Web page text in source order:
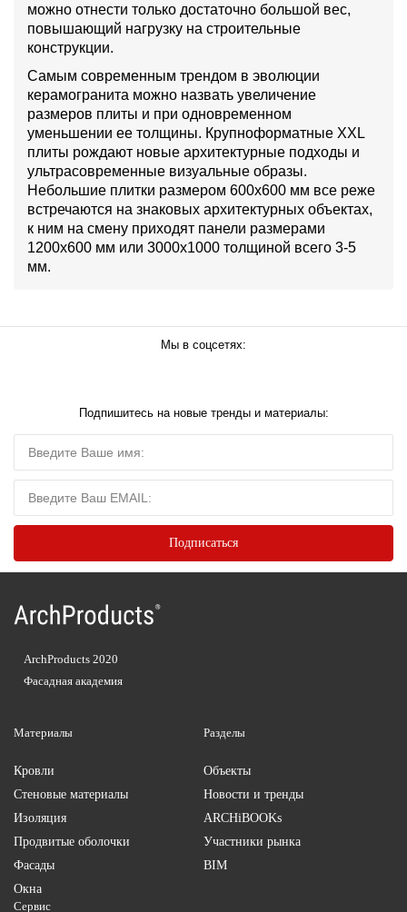
можно отнести только достаточно большой вес,
повышающий нагрузку на строительные
конструкции.
Самым современным трендом в эволюции
керамогранита можно назвать увеличение
размеров плиты и при одновременном
уменьшении ее толщины. Крупноформатные XXL
плиты рождают новые архитектурные подходы и
ультрасовременные визуальные образы.
Небольшие плитки размером 600х600 мм все реже
встречаются на знаковых архитектурных объектах,
к ним на смену приходят панели размерами
1200х600 мм или 3000х1000 толщиной всего 3-5
мм.
Мы в соцсетях:
Подпишитесь на новые тренды и материалы:
Материалы
Кровли
Стеновые материалы
Изоляция
Продвитые оболочки
Фасады
Окна
Разделы
Объекты
Новости и тренды
ARCHiBOOKs
Участники рынка
BIM
Сервис
ArchProducts 2020
Фасадная академия